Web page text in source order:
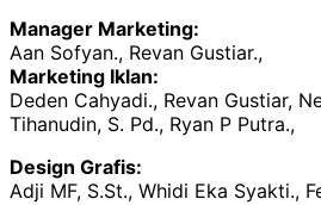
Manager Marketing:
Aan Sofyan., Revan Gustiar.,
Marketing Iklan:
Deden Cahyadi., Revan Gustiar,
Tihanudin, S. Pd., Ryan P Putra.,
Design Grafis:
Adji MF, S.St., Whidi Eka Syakti.,